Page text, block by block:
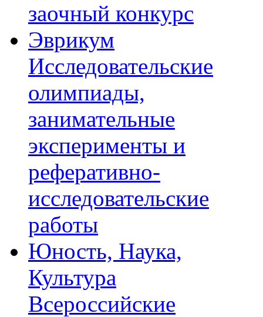
заочный конкурс
Эврикум
Исследовательские
олимпиады,
занимательные
эксперименты и
реферативно-
исследовательские
работы
Юность, Наука,
Культура
Всероссийские